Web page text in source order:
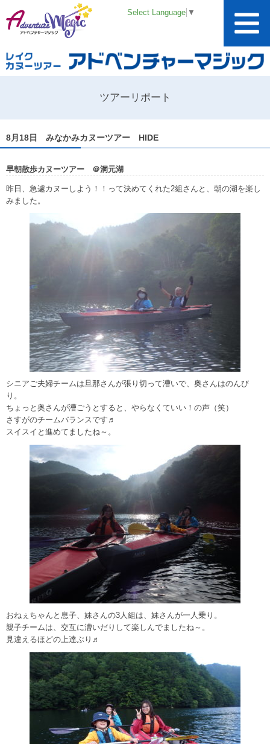
Select Language ▼
ツアーリポート
8月18日 みなかみカヌーツアー HIDE
早朝散歩カヌーツアー ＠洞元湖
昨日、急遽カヌーしよう！！って決めてくれた2組さんと、朝の湖を楽し
みました。
シニアご夫婦チームは旦那さんが張り切って漕いで、奥さんはのんび
り。
ちょっと奥さんが漕ごうとすると、やらなくていい！の声（笑）
さすがのチームバランスです♬
スイスイと進めてましたね～。
おねぇちゃんと息子、妹さんの3人組は、妹さんが一人乗り。
親子チームは、交互に漕いだりして楽しんでましたね～。
見違えるほどの上達ぶり♬